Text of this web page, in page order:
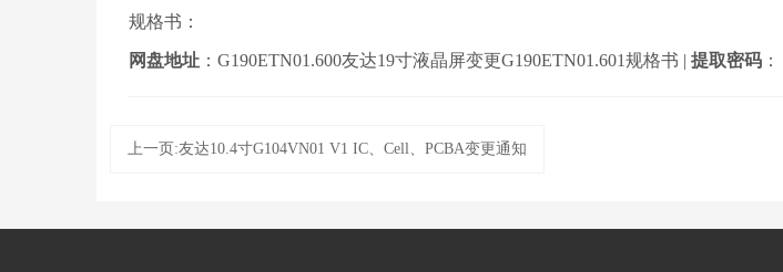
规格书：
网盘地址 ：G190ETN01.600友达19寸液晶屏变更G190ETN01.601规格书 |提取密码 ：
上一页:友达10.4寸G104VN01 V1 IC、Cell、PCBA变更通知